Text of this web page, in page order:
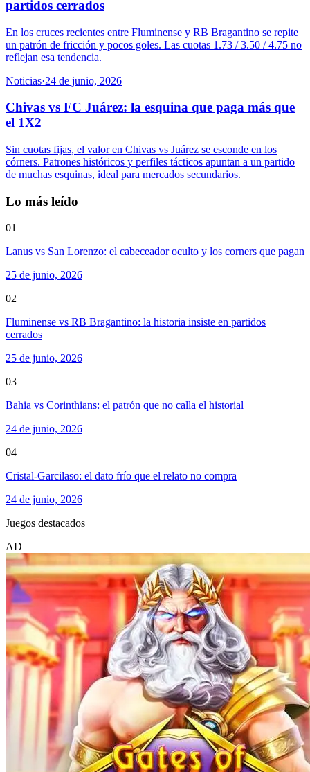
partidos cerrados
En los cruces recientes entre Fluminense y RB Bragantino se repite
un patrón de fricción y pocos goles. Las cuotas 1.73 / 3.50 / 4.75 no
reflejan esa tendencia.
Noticias·24 de junio, 2026
Chivas vs FC Juárez: la esquina que paga más que
el 1X2
Sin cuotas fijas, el valor en Chivas vs Juárez se esconde en los
córners. Patrones históricos y perfiles tácticos apuntan a un partido
de muchas esquinas, ideal para mercados secundarios.
Lo más leído
01
Lanus vs San Lorenzo: el cabeceador oculto y los corners que pagan
25 de junio, 2026
02
Fluminense vs RB Bragantino: la historia insiste en partidos
cerrados
25 de junio, 2026
03
Bahia vs Corinthians: el patrón que no calla el historial
24 de junio, 2026
04
Cristal-Garcilaso: el dato frío que el relato no compra
24 de junio, 2026
Juegos destacados
AD